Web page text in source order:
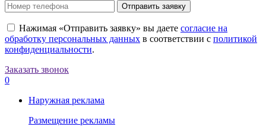
Отправить заявку
Нажимая «Отправить заявку» вы даете согласие на
обработку персональных данных в соответствии с политикой
конфиденциальности.
Заказать звонок
0
Наружная реклама
Размещение рекламы